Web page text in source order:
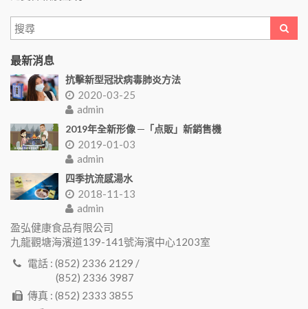
最新消息
抗擊新型冠狀病毒肺炎方法
2020-03-25
admin
2019年全新形像 ─「点販」新銷售機
2019-01-03
admin
四季抗流感湯水
2018-11-13
admin
盈弘健康食品有限公司
九龍觀塘海濱道139-141號海濱中心1203室
電話 : (852) 2336 2129 /
(852) 2336 3987
傳真 : (852) 2333 3855